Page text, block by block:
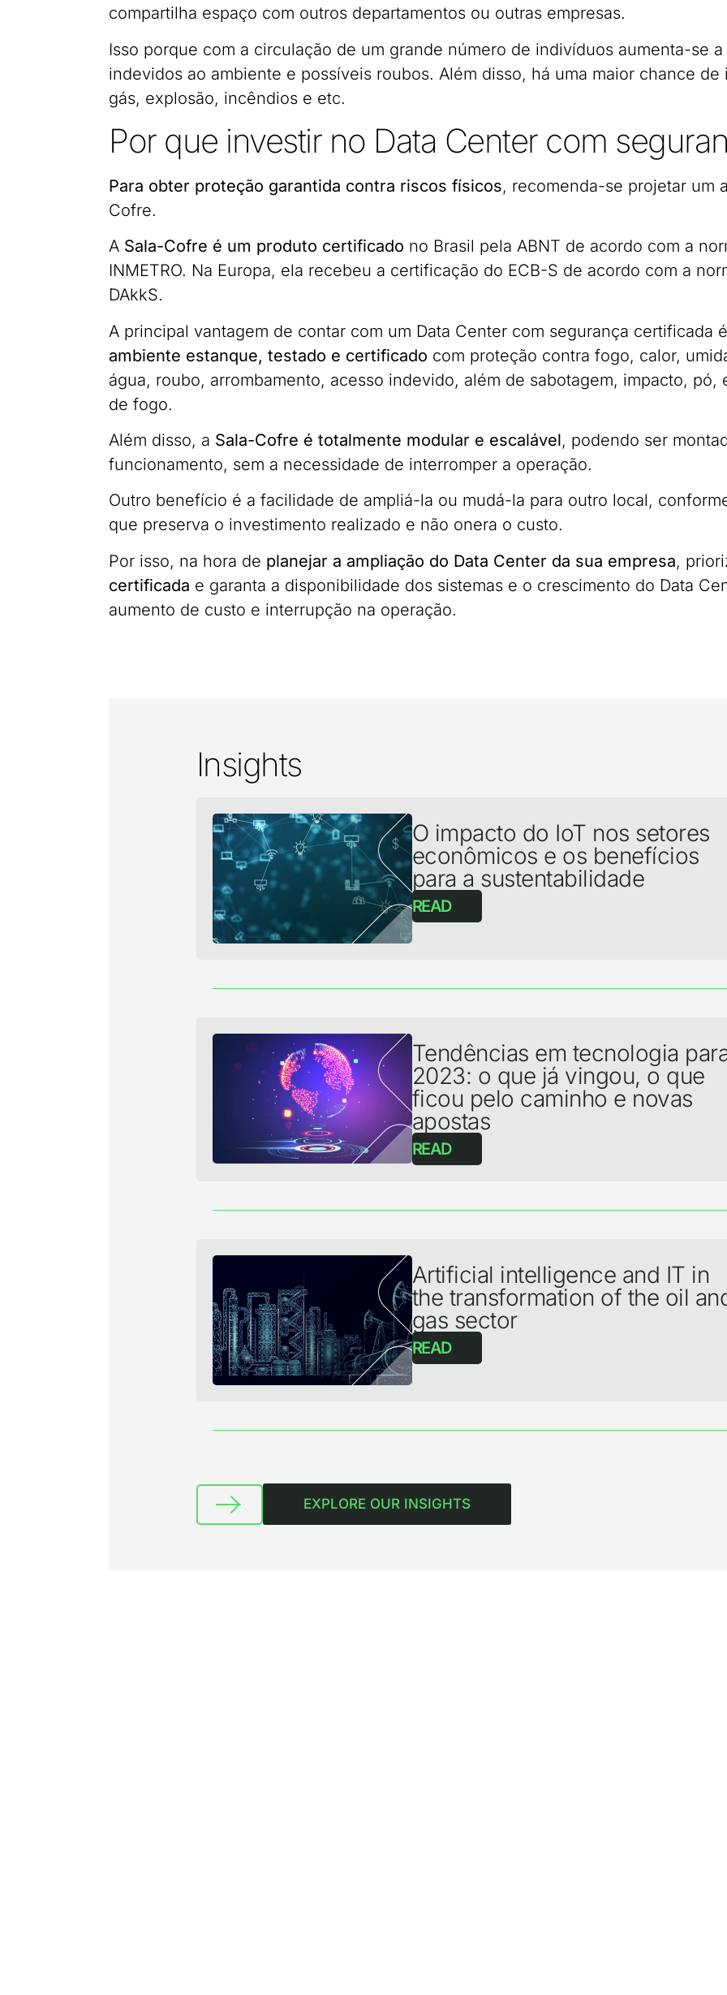
compartilha espaço com outros departamentos ou outras empresas.
Isso porque com a circulação de um grande número de indivíduos aumenta-se
indevidos ao ambiente e possíveis roubos. Além disso, há uma maior chance
gás, explosão, incêndios e etc.
Por que investir no Data Center com
Para obter proteção garantida contra riscos físicos, recomenda-se projetar um
Cofre.
A Sala-Cofre é um produto certificado no Brasil pela ABNT de acordo com a
INMETRO. Na Europa, ela recebeu a certificação do ECB-S de acordo com a
DAkkS.
A principal vantagem de contar com um Data Center com segurança certificada
ambiente estanque, testado e certificado com proteção contra fogo, calor,
água, roubo, arrombamento, acesso indevido, além de sabotagem, impacto, pó,
de fogo.
Além disso, a Sala-Cofre é totalmente modular e escalável, podendo ser
funcionamento, sem a necessidade de interromper a operação.
Outro benefício é a facilidade de ampliá-la ou mudá-la para outro local,
que preserva o investimento realizado e não onera o custo.
Por isso, na hora de planejar a ampliação do Data Center da sua empresa,
certificada e garanta a disponibilidade dos sistemas e o crescimento do Data
aumento de custo e interrupção na operação.
Insights
O impacto do IoT nos setores
econômicos e os benefícios
para a sustentabilidade
READ
Tendências em tecnologia
2023: o que já vingou, o que
ficou pelo caminho e novas
apostas
READ
Artificial intelligence and IT in
the transformation of the oil
gas sector
READ
EXPLORE OUR INSIGHTS